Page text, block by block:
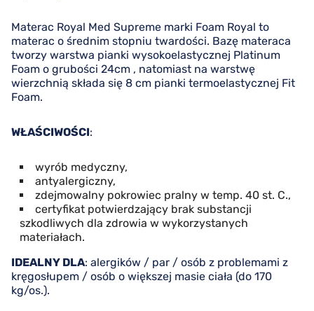
Materac Royal Med Supreme marki Foam Royal to
materac o średnim stopniu twardości. Bazę materaca
tworzy warstwa pianki wysokoelastycznej Platinum
Foam o grubości 24cm , natomiast na warstwę
wierzchnią składa się 8 cm pianki termoelastycznej Fit
Foam.
WŁAŚCIWOŚCI:
wyrób medyczny,
antyalergiczny,
zdejmowalny pokrowiec pralny w temp. 40 st. C.,
certyfikat potwierdzający brak substancji
szkodliwych dla zdrowia w wykorzystanych
materiałach.
IDEALNY DLA: alergików / par / osób z problemami z
kręgosłupem / osób o większej masie ciała (do 170
kg/os.).